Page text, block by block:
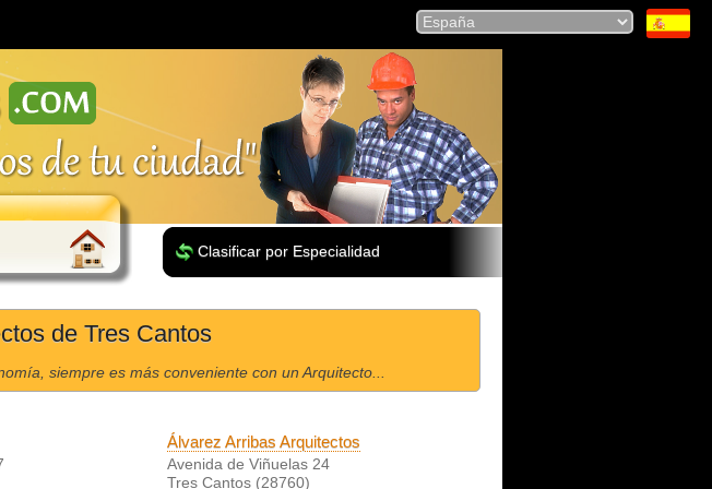
Clasificar por Especialidad
de Tres Cantos
siempre es más conveniente con un Arquitecto...
Álvarez Arribas Arquitectos
Avenida de Viñuelas 24
Tres Cantos (28760)